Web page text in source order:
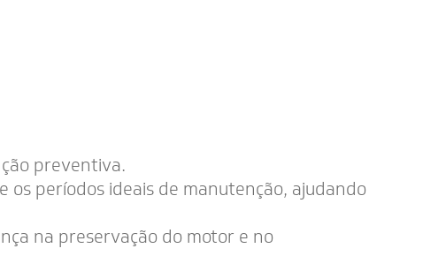
preventiva.
os períodos ideais de manutenção, ajudando
na preservação do motor e no